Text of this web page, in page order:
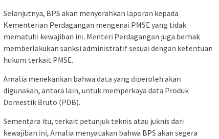
Selanjutnya, BPS akan menyerahkan laporan kepada
Kementerian Perdagangan mengenai PMSE yang tidak
mematuhi kewajiban ini. Menteri Perdagangan juga berhak
memberlakukan sanksi administratif sesuai dengan ketentuan
hukum terkait PMSE.
Amalia menekankan bahwa data yang diperoleh akan
digunakan, antara lain, untuk memperkaya data Produk
Domestik Bruto (PDB).
Sementara itu, terkait petunjuk teknis atau juknis dari
kewajiban ini, Amalia menyatakan bahwa BPS akan segera